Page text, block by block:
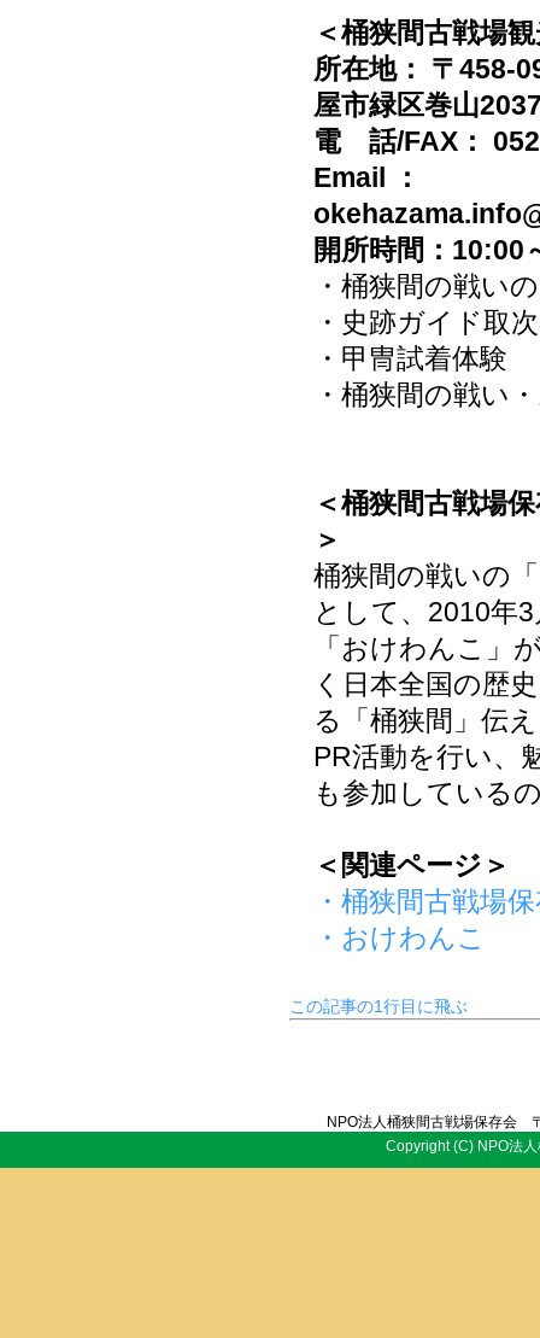
＜桶狭間古戦場
所在地： 〒458-
屋市緑区巻山
電 話/FAX：
Email ：
開所時間：10:00
・桶狭間の戦い
・史跡ガイド取次
・甲冑試着体験
・桶狭間の戦い
＜桶狭間古戦場
＞
桶狭間の戦いの
として、2010年
「おけわんこ」
く日本全国の歴
る「桶狭間」伝
PR活動を行い、
も参加している
＜関連ページ＞
・桶狭間古戦場
・おけわんこ
この記事の1行目に飛ぶ
NPO法人桶狭間古戦場保存
Copyright (C) NPO法